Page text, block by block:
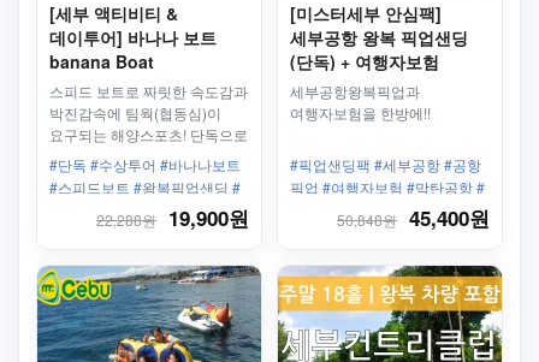
[세부 액티비티 &
데이투어] 바나나 보트
banana Boat
스피드 보트로 짜릿한 속도감과
박진감속에 팀웍(협동심)이
요구되는 해양스포츠! 단독으로
우리끼리만 타자!
#단독 #수상투어 #바나나보트
#스피드보트 #왕복픽업샌딩 #
22,288원 19,900원
[미스터세부 안심팩]
세부공항 왕복 픽업샌딩
(단독) + 여행자보험
(4박5일)
세부공항왕복픽업과
여행자보험을 한방에!!
#픽업샌딩팩 #세부공항 #공항
픽업 #여행자보험 #막탄공항 #
세부시내 #다운타운 #단독 픽
업 #막탄호텔 #막탄리조트
50,848원 45,400원